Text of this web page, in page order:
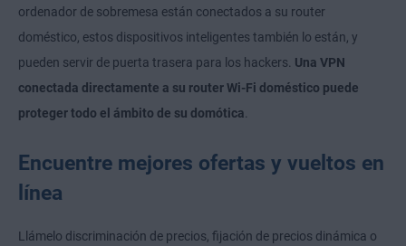
ordenador de sobremesa están conectados a su router
doméstico, estos dispositivos inteligentes también lo están, y
pueden servir de puerta trasera para los hackers. Una VPN
conectada directamente a su router Wi-Fi doméstico puede
proteger todo el ámbito de su domótica
Encuentre mejores ofertas y vueltos en
línea
Llámelo discriminación de precios, fijación de precios dinámica o